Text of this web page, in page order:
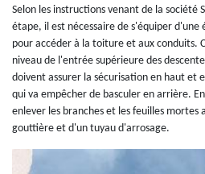
Selon les instructions venant de la société
étape, il est nécessaire de s'équiper d'une
pour accéder à la toiture et aux conduits.
niveau de l'entrée supérieure des
doivent assurer la sécurisation en haut et
qui va empêcher de basculer en arrière.
enlever les branches et les feuilles mortes
gouttière et d'un tuyau d'arrosage.